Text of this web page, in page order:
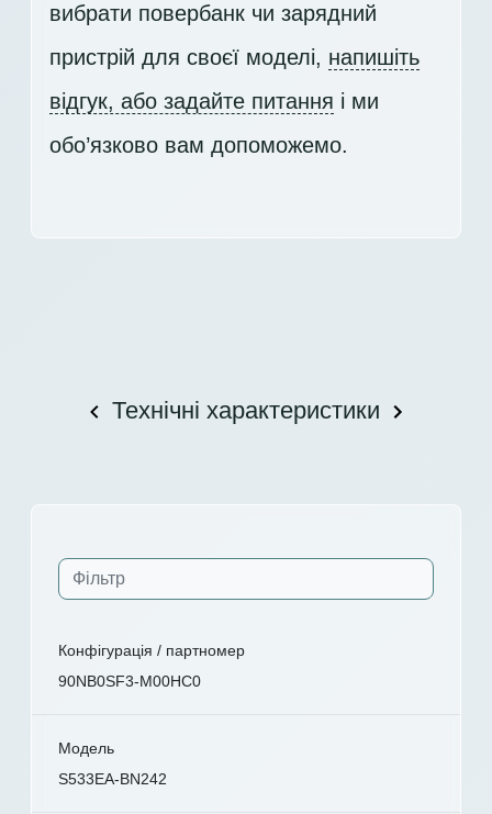
вибрати повербанк чи зарядний
пристрій для своєї моделі, напишіть
відгук, або задайте питання і ми
обо’язково вам допоможемо.
Технічні характеристики
Конфігурація / партномер
90NB0SF3-M00HC0
Модель
S533EA-BN242